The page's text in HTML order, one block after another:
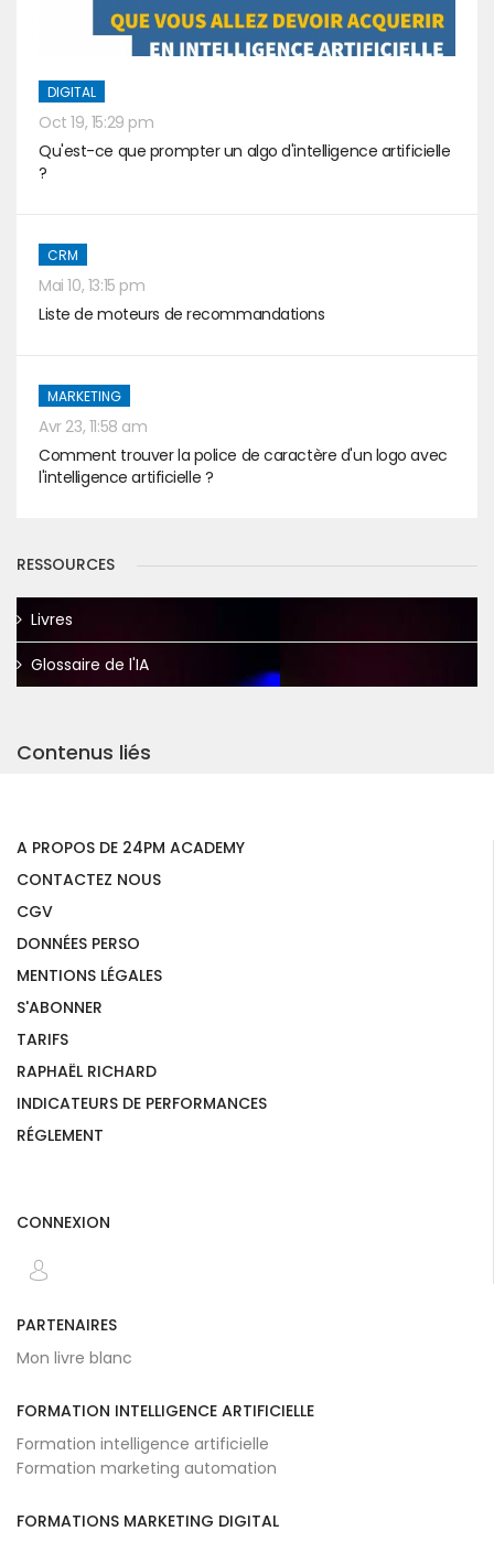
DIGITAL
Oct 19, 15:29 pm
Qu'est-ce que prompter un algo d'intelligence artificielle
?
CRM
Mai 10, 13:15 pm
Liste de moteurs de recommandations
MARKETING
Avr 23, 11:58 am
Comment trouver la police de caractère d'un logo avec
l'intelligence artificielle ?
RESSOURCES
Livres
Glossaire de l'IA
Contenus liés
A PROPOS DE 24PM ACADEMY
CONTACTEZ NOUS
CGV
DONNÉES PERSO
MENTIONS LÉGALES
S'ABONNER
TARIFS
RAPHAËL RICHARD
INDICATEURS DE PERFORMANCES
RÉGLEMENT
CONNEXION
PARTENAIRES
Mon livre blanc
FORMATION INTELLIGENCE ARTIFICIELLE
Formation intelligence artificielle
Formation marketing automation
FORMATIONS MARKETING DIGITAL